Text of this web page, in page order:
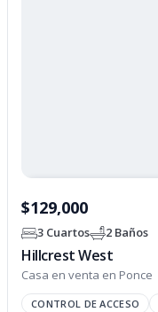
$129,000
3 Cuartos 2 Baños
Hillcrest West
Casa en venta en Ponce
CONTROL DE ACCESO